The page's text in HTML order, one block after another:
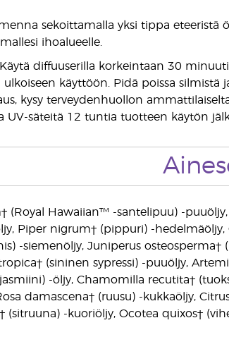
sekoittamalla yksi tippa eteeristä
ihoalueelle.
diffuuserilla korkeintaan 30
käyttöön. Pidä poissa silmistä
kysy terveydenhuollon
UV-säteitä 12 tuntia tuotteen käytön
(Royal Hawaiian™ -santelipuu) -
Piper nigrum† (pippuri) -
-siemenöljy, Juniperus
(sininen sypressi) -puuöljy,
-öljy, Chamomilla recutita†
damascena† (ruusu) -kukkaöljy,
(sitruuna) -kuoriöljy, Ocotea quixos†